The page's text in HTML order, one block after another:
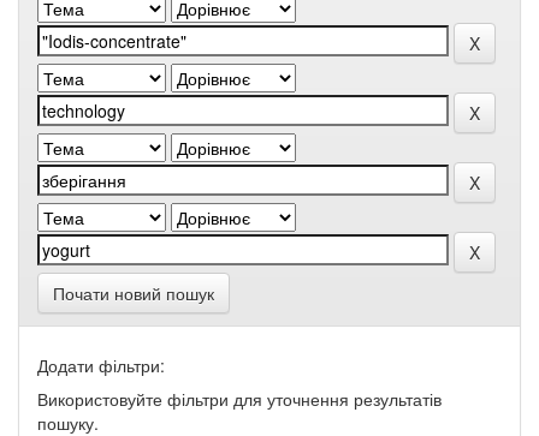
Почати новий пошук
Додати фільтри:
Використовуйте фільтри для уточнення результатів
пошуку.